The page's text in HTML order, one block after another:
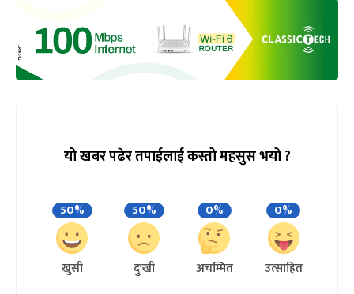
यो खबर पढेर तपाईलाई कस्तो महसुस भयो ?
50%
खुसी
50%
दुःखी
0%
अचम्मित
0%
उत्साहित